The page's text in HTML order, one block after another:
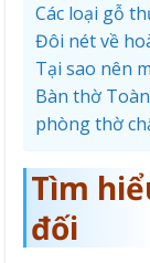
Các loại gỗ
Đôi nét về
Tại sao nên
Bàn thờ
phòng thờ
Tìm
đối